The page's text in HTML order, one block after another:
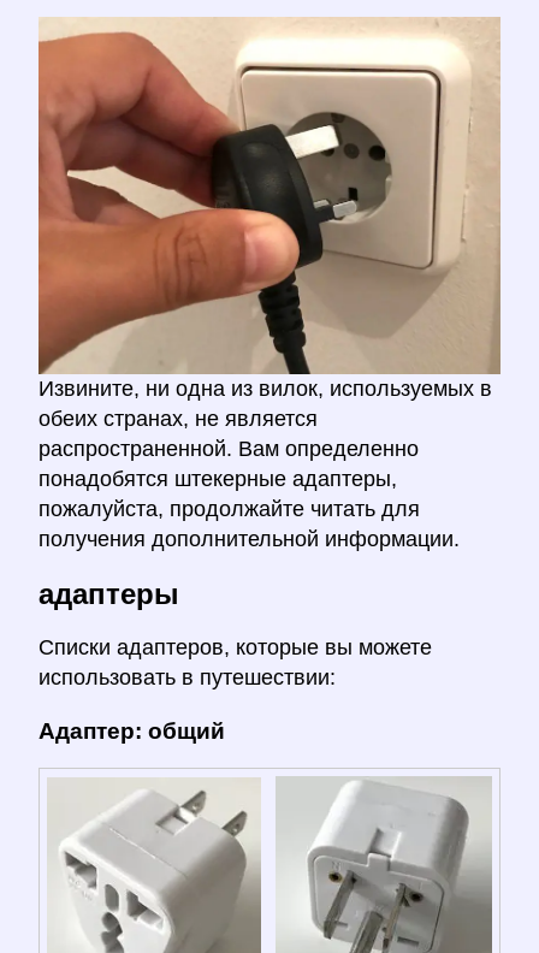
Извините, ни одна из вилок, используемых в
обеих странах, не является
распространенной. Вам определенно
понадобятся штекерные адаптеры,
пожалуйста, продолжайте читать для
получения дополнительной информации.
адаптеры
Списки адаптеров, которые вы можете
использовать в путешествии:
Адаптер: общий